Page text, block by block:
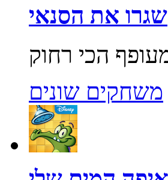
שגרו את הסנאי
משחקים שונים